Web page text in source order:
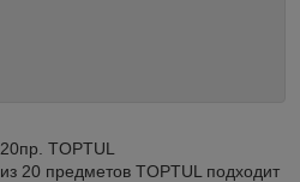
TOPTUL
20 предметов TOPTUL подходит